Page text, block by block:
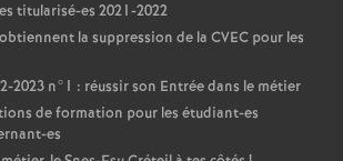
titularisé-es 2021-2022
obtiennent la suppression de la CVEC pour les
2023 n°1 : réussir son Entrée dans le métier
de formation pour les étudiant-es
es